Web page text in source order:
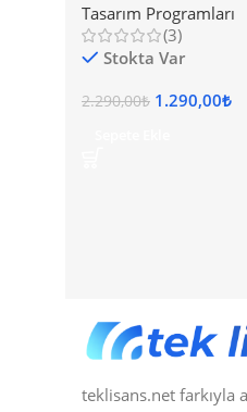
Tasarım Programları
(3)
Stokta Var
2.290,00₺ 1.290,00₺
teklisans.net farkıyla